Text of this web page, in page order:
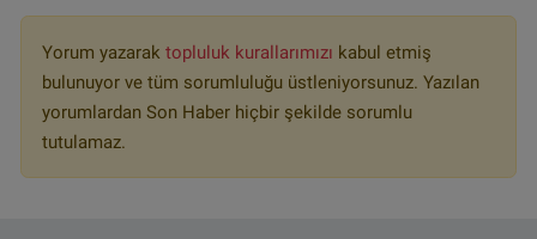
Yorum yazarak topluluk kurallarımızı kabul etmiş
bulunuyor ve tüm sorumluluğu üstleniyorsunuz. Yazılan
yorumlardan Son Haber hiçbir şekilde sorumlu
tutulamaz.